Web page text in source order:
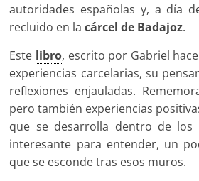
autoridades españolas y, a día
recluido en lacárcel de Badajoz.
Este libro, escrito por Gabriel
experiencias carcelarias, su
reflexiones enjauladas.
pero también experiencias
que se desarrolla dentro de los
interesante para entender, un
que se esconde tras esos muros.